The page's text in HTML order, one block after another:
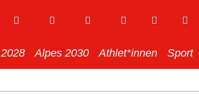
Alpes 2030 Athlet*innen Sport